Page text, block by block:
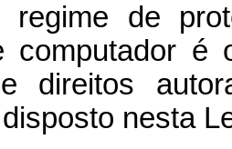
de
computador é
direitos
nesta